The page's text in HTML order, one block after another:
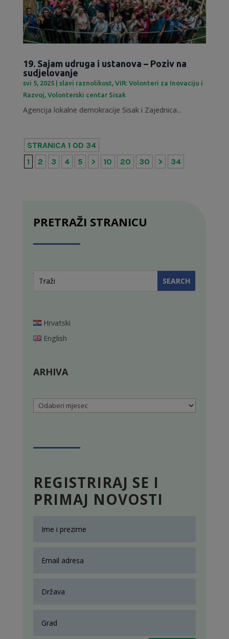
19. Sajam udruga i ustanova – Poziv na
sudjelovanje
svi 5, 2025| slavi raznolikost, VIR: Volonteri za Inovaciju i
Razvoj, Volonterski centar Sisak
Agencija lokalne demokracije Sisak i Zajednica...
STRANICA 1 OD 34
1
2 3 4 5 > 10 20 30 > 34
PRETRAŽI STRANICU
Hrvatski
English
ARHIVA
Arhiva
REGISTRIRAJ SE I
PRIMAJ NOVOSTI